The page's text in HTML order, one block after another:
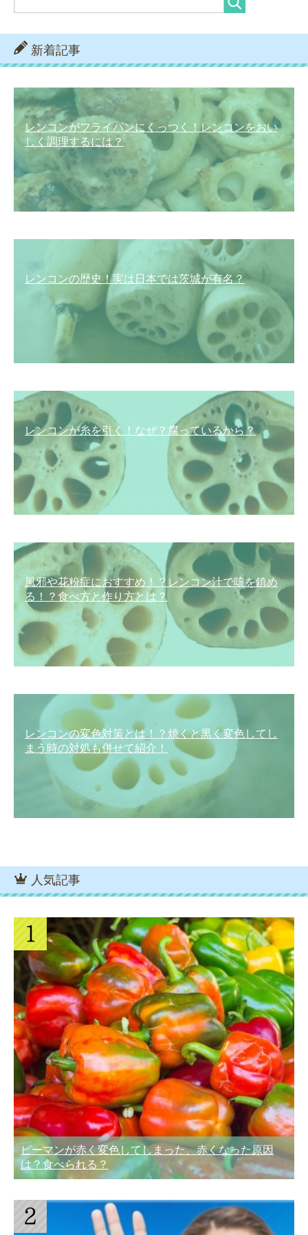
新着記事
レンコンがフライパンにくっつく！レンコンをおい
しく調理するには？
レンコンの歴史！実は日本では茨城が有名？
レンコンが糸を引く！なぜ？腐っているから？
風邪や花粉症におすすめ！？レンコン汁で咳を鎮め
る！？食べ方と作り方とは？
レンコンの変色対策とは！？焼くと黒く変色してし
まう時の対処も併せて紹介！
人気記事
ピーマンが赤く変色してしまった、赤くなった原因
は？食べられる？